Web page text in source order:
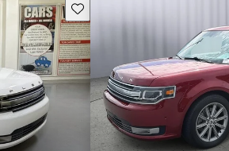
Guarda este Aviso